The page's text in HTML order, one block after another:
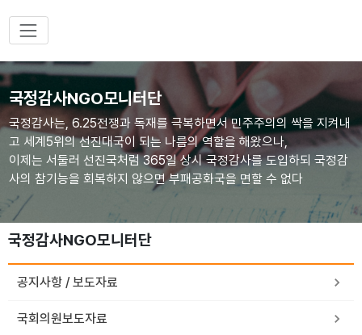
국정감사NGO모니터단
국정감사는, 6.25전쟁과 독재를 극복하면서 민주주의의 싹을 지켜내
고 세계5위의 선진대국이 되는 나름의 역할을 해왔으나,
이제는 서둘러 선진국처럼 365일 상시 국정감사를 도입하되 국정감
사의 참기능을 회복하지 않으면 부패공화국을 면할 수 없다
국정감사NGO모니터단
공지사항 / 보도자료
국회의원보도자료